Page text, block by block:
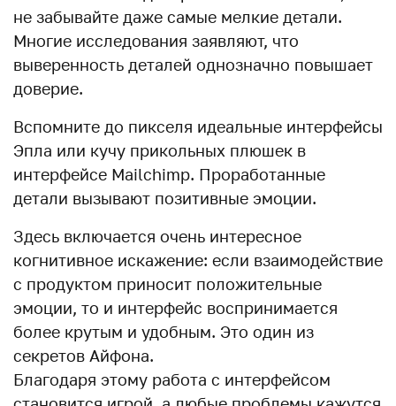
не забывайте даже самые мелкие детали.
Многие исследования заявляют, что
выверенность деталей однозначно повышает
доверие.
Вспомните до пикселя идеальные интерфейсы
Эпла или кучу прикольных плюшек в
интерфейсе Mailchimp. Проработанные
детали вызывают позитивные эмоции.
Здесь включается очень интересное
когнитивное искажение: если взаимодействие
с продуктом приносит положительные
эмоции, то и интерфейс воспринимается
более крутым и удобным. Это один из
секретов Айфона.
Благодаря этому работа с интерфейсом